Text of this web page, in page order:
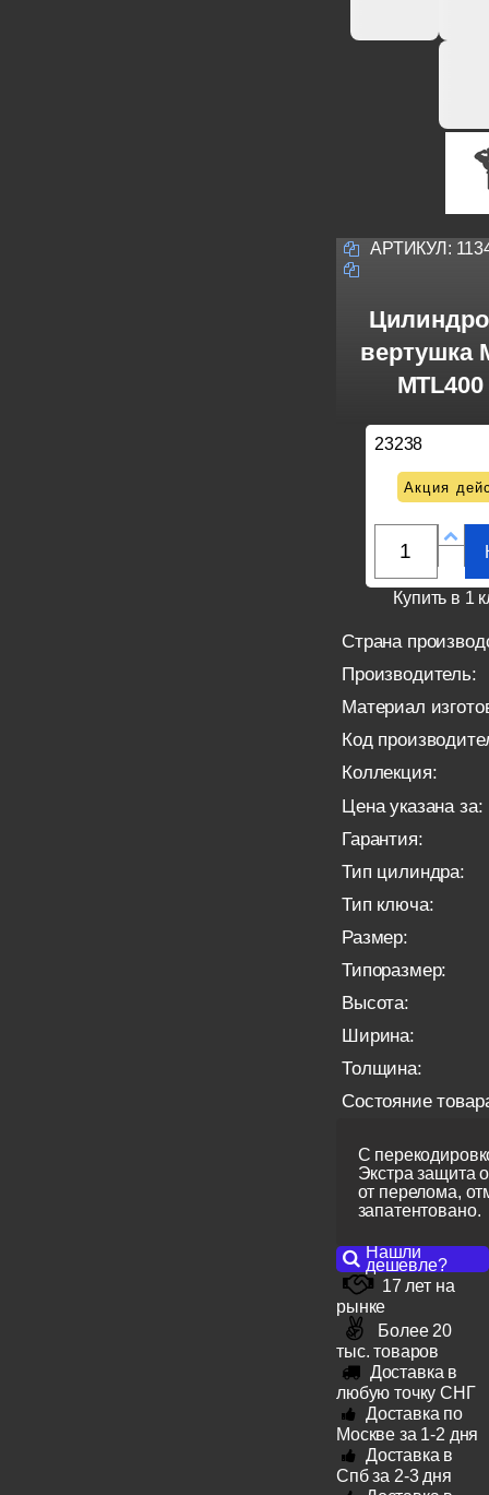
АРТИКУЛ:
вертушка
23238
Акция
Купить в 1
Страна
Производитель:
Материал
Код
Коллекция:
Цена указана за:
Гарантия:
Тип цилиндра:
Тип ключа:
Размер:
Типоразмер:
Высота:
Ширина:
Толщина:
Состояние
С
Экстра защита
от перелома,
запатентовано.
Нашли
дешевле?
17 лет на
рынке
Более 20
тыс. товаров
Доставка в
любую точку СНГ
Доставка по
Москве за 1-2 дня
Доставка в
Спб за 2-3 дня